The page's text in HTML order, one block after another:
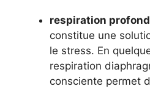
respiration
constitue une
le stress. En
respiration
consciente permet